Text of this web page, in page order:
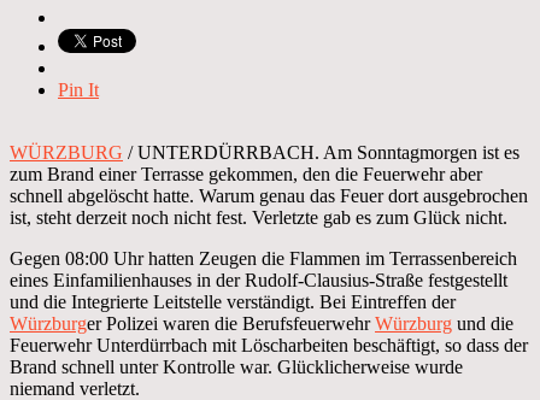
Pin It
WÜRZBURG / UNTERDÜRRBACH. Am Sonntagmorgen ist es
zum Brand einer Terrasse gekommen, den die Feuerwehr aber
schnell abgelöscht hatte. Warum genau das Feuer dort ausgebrochen
ist, steht derzeit noch nicht fest. Verletzte gab es zum Glück nicht.
Gegen 08:00 Uhr hatten Zeugen die Flammen im Terrassenbereich
eines Einfamilienhauses in der Rudolf-Clausius-Straße festgestellt
und die Integrierte Leitstelle verständigt. Bei Eintreffen der
Würzburger Polizei waren die BerufsfeuerwehrWürzburg und die
Feuerwehr Unterdürrbach mit Löscharbeiten beschäftigt, so dass der
Brand schnell unter Kontrolle war. Glücklicherweise wurde
niemand verletzt.